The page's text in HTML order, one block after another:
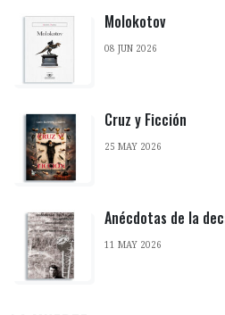
Molokotov
08 JUN 2026
Cruz y Ficción
25 MAY 2026
Anécdotas de la
11 MAY 2026